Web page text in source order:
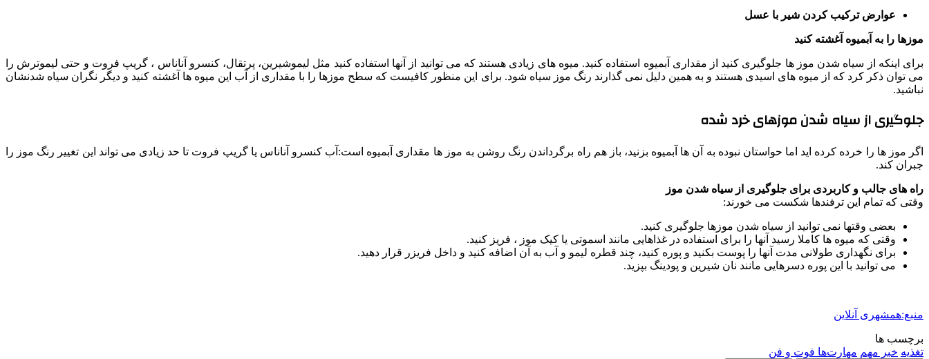
عوارض ترکیب کردن شیر با عسل
موزها را به آبمیوه آغشته کنید
برای اینکه از سیاه شدن موز ها جلوگیری کنید از مقداری آبمیوه استفاده کنید. میوه های زیادی هستند که می توانید از آنها استفاده کنید مثل لیموشیرین، پرتقال، کنسرو آناناس ، گریپ فروت و حتی لیموترش را
می توان ذکر کرد که از میوه های اسیدی هستند و به همین دلیل نمی گذارند رنگ موز سیاه شود. برای این منظور کافیست که سطح موزها را با مقداری از آب این میوه ها آغشته کنید و دیگر نگران سیاه شدنشان
نباشید.
جلوگیری از سیاه شدن موزهای خرد شده
اگر موز ها را خرده کرده اید اما حواستان نبوده به آن ها آبمیوه بزنید، باز هم راه برگرداندن رنگ روشن به موز ها مقداری آبمیوه است:آب کنسرو آناناس یا گریپ فروت تا حد زیادی می تواند این تغییر رنگ موز را
جبران کند.
راه های جالب و کاربردی برای جلوگیری از سیاه شدن موز
وقتی که تمام این ترفندها شکست می خورند:
بعضی وقتها نمی توانید از سیاه شدن موزها جلوگیری کنید.
وقتی که میوه ها کاملا رسید آنها را برای استفاده در غذاهایی مانند اسموتی یا کیک موز ، فریز کنید.
برای نگهداری طولانی مدت آنها را پوست بکنید و پوره کنید، چند قطره لیمو و آب به آن اضافه کنید و داخل فریزر قرار دهید.
می توانید با این پوره دسرهایی مانند نان شیرین و پودینگ بپزید.
منبع:همشهری آنلاین
برچسب ها
تغذیه خبر مهم مهارت‌ها فوت‌ و فن